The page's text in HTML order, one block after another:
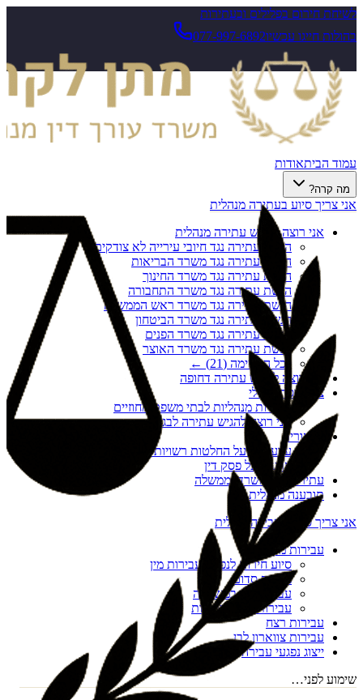
לשיחת חירום בפלילים ובעתירות
בהולות חייגו עכשיו077-997-6892
עמוד הביתאודות
מה קרה?
אני צריך סיוע בעתירה מנהלית
אני רוצה להגיש עתירה מנהלית
הגשת עתירה נגד חיובי עירייה לא צודקים
הגשת עתירה נגד משרד הבריאות
הגשת עתירה נגד משרד החינוך
הגשת עתירה נגד משרד התחבורה
הגשת עתירה נגד משרד ראש הממשלה
הגשת עתירה נגד משרד הביטחון
הגשת עתירה נגד משרד הפנים
הגשת עתירה נגד משרד האוצר
לכל הרשימה (21
) ←
אני רוצה להגיש עתירה דחופה
צו הריסה מנהלי
עתירות מנהליות לבתי משפט מחוזיים
אני רוצה להגיש עתירה לבג"ץ
ערעורים
ערעורים על החלטות רשויות מקומיות
ערעור על פסק דין
עתירות נגד משרדי ממשלה
תובענה מנהלית
אני צריך סיוע בעבירה פלילית
עבירות מין
סיוע חירום לנפגעי עבירות מין
מעשה סדום
עבירות מין במשפחה
עבירות מין דיגיטליות
עבירות רצח
עבירות צווארון לבן
ייצוג נפגעי עבירה
שימוע לפני…